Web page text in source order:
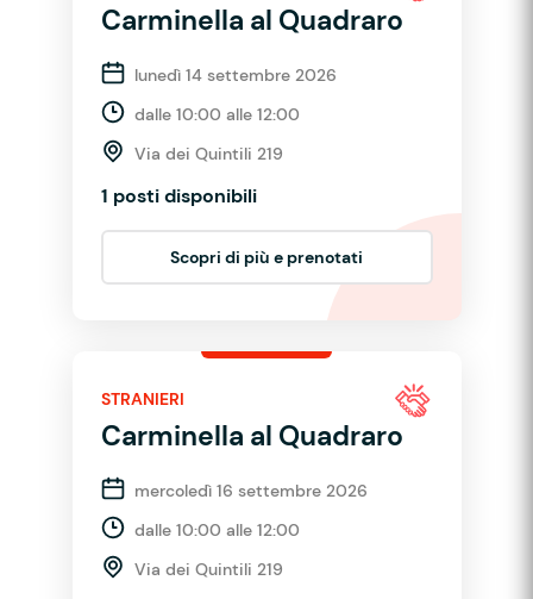
Carminella al Quadraro
lunedì 14 settembre 2026
dalle 10:00 alle 12:00
Via dei Quintili 219
1 posti disponibili
Scopri di più e prenotati
STRANIERI
Carminella al Quadraro
mercoledì 16 settembre 2026
dalle 10:00 alle 12:00
Via dei Quintili 219